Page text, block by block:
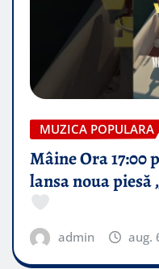
MUZICA POPULARA
Mâine Ora 17:00
lansa noua piesă
admin aug.